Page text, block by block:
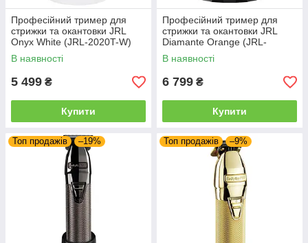
Професійний тример для
стрижки та окантовки JRL
Onyx White (JRL-2020T-W)
В наявності
5 499 ₴
Купити
Професійний тример для
стрижки та окантовки JRL
Diamante Orange (JRL-
2025T-H)
В наявності
6 799 ₴
Купити
Топ продажів –19% Топ продажів –9%